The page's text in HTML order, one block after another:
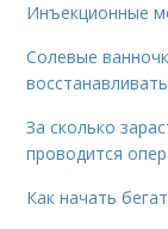
Инъекционные
Солевые
За сколько
проводится
Как начать